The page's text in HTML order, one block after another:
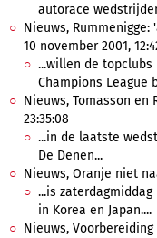
autorace
Nieuws,
10 november 2001,
...willen de topclubs
Champions League
Nieuws, Tomasson en
23:35:08
...in de laatste
De Denen...
Nieuws, Oranje niet
...is
in Korea en Japan....
Nieuws,